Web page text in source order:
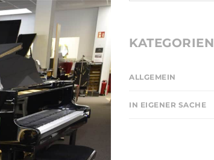
KATEGORIEN
ALLGEMEIN
IN EIGENER SACHE